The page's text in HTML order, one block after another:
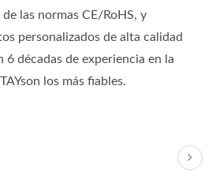
las normas CE/RoHS, y
personalizados de alta calidad
décadas de experiencia en la
los más fiables.